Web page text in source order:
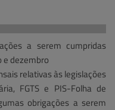
a serem cumpridas
e dezembro
relativas às legislações
FGTS e PIS-Folha de
obrigações a serem